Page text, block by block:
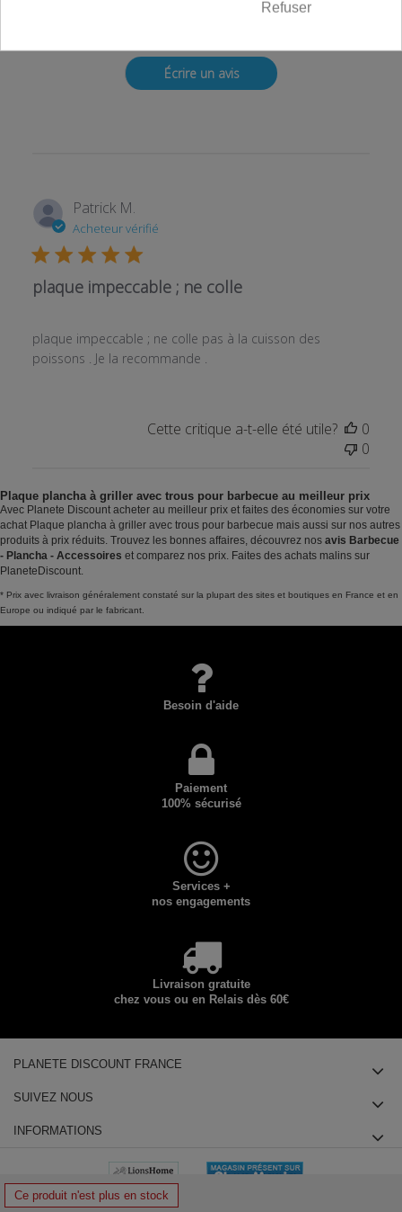
Ce produit n'est plus en stock
Écrire un avis
Patrick M.
Acheteur vérifié
plaque impeccable ; ne colle
plaque impeccable ; ne colle pas à la cuisson des
poissons . Je la recommande .
Cette critique a-t-elle été utile?
0
0
Plaque plancha à griller avec trous pour barbecue au meilleur prix
Avec Planete Discount acheter au meilleur prix et faites des économies sur votre
achat Plaque plancha à griller avec trous pour barbecue mais aussi sur nos autres
produits à prix réduits. Trouvez les bonnes affaires, découvrez nos avis Barbecue
- Plancha - Accessoires et comparez nos prix. Faites des achats malins sur
PlaneteDiscount.
* Prix avec livraison généralement constaté sur la plupart des sites et boutiques en France et en
Europe ou indiqué par le fabricant.
Besoin d'aide
Paiement
100% sécurisé
Services +
nos engagements
Livraison gratuite
chez vous ou en Relais dès 60€
PLANETE DISCOUNT FRANCE
SUIVEZ NOUS
INFORMATIONS
Refuser